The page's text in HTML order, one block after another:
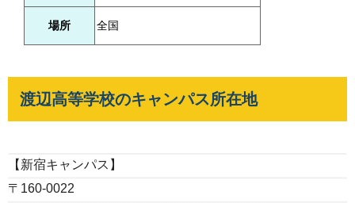
場所 全国
渡辺高等学校のキャンパス所在地
【新宿キャンパス】
〒160-0022